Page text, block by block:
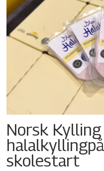
Norsk
skolestart